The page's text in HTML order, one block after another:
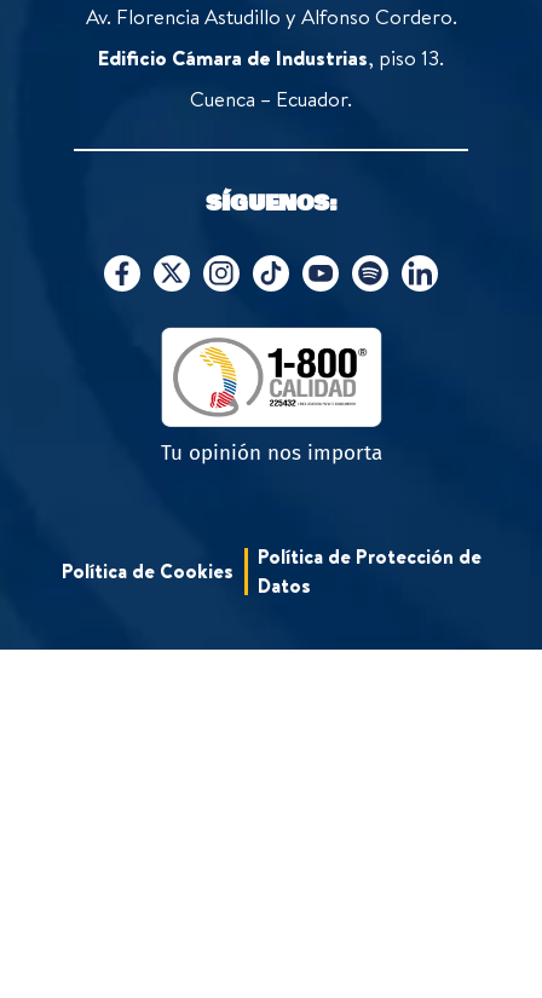
Av. Florencia Astudillo y Alfonso Cordero.
Edificio Cámara de Industrias, piso 13.
Cuenca – Ecuador.
SÍGUENOS:
Tu opinión nos importa
Política de Cookies
Política de Protección de
Datos